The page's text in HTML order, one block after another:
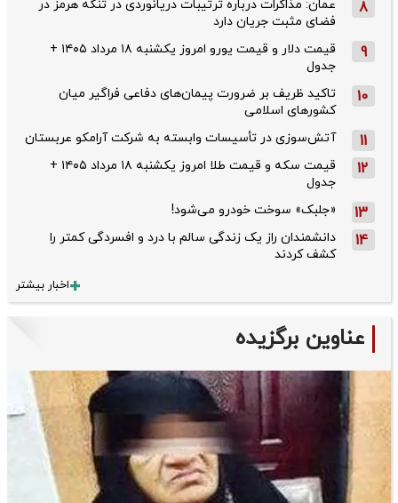
8
عمان: مذاکرات درباره ترتیبات دریانوردی در تنگه هرمز در
فضای مثبت جریان دارد
9
قیمت دلار و قیمت یورو امروز یکشنبه ۱۸ مرداد ۱۴۰۵ +
جدول
10
تاکید ظریف بر ضرورت پیمان‌های دفاعی فراگیر میان
کشورهای اسلامی
11 آتش‌سوزی در تأسیسات وابسته به شرکت آرامکو عربستان
12
قیمت سکه و قیمت طلا امروز یکشنبه ۱۸ مرداد ۱۴۰۵ +
جدول
13 «جلبک» سوخت خودرو می‌شود!
14
دانشمندان راز یک زندگی سالم با درد و افسردگی کمتر را
کشف کردند
اخبار بیشتر
عناوین برگزیده